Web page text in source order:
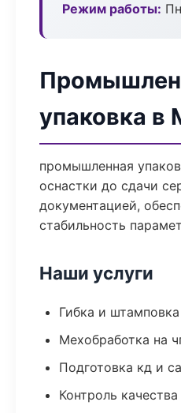
Режим работы:
упаковка в
промышленная
оснастки до сдачи
документацией,
стабильность
Наши услуги
Гибка и штамповка
Мехобработка на
Подготовка кд и
Контроль